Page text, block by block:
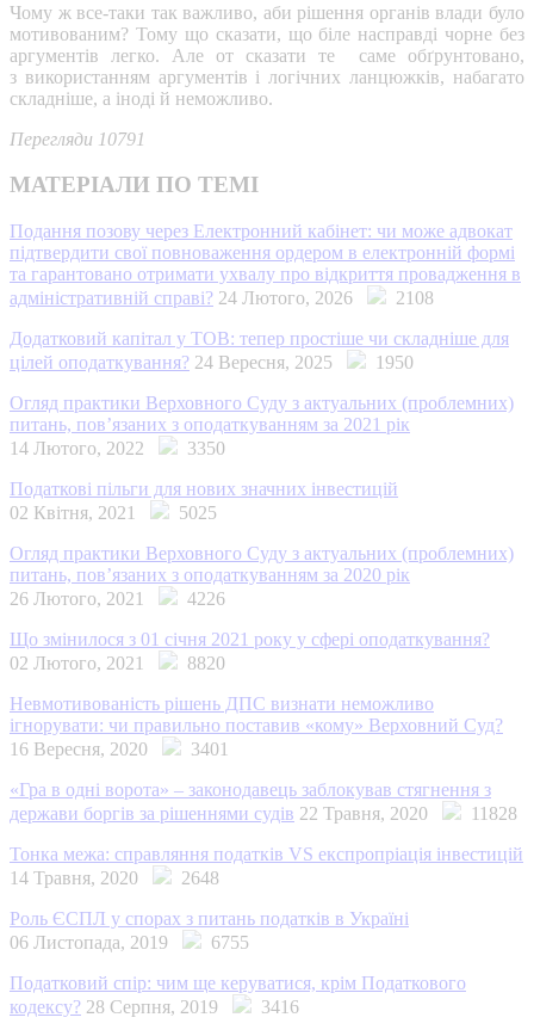
Чому ж все-таки так важливо, аби рішення органів влади було
мотивованим? Тому що сказати, що біле насправді чорне без
аргументів легко. Але от сказати те саме обґрунтовано,
з використанням аргументів і логічних ланцюжків, набагато
складніше, а іноді й неможливо.
Перегляди 10791
МАТЕРІАЛИ ПО ТЕМІ
Подання позову через Електронний кабінет: чи може адвокат
підтвердити свої повноваження ордером в електронній формі
та гарантовано отримати ухвалу про відкриття провадження в
адміністративній справі? 24 Лютого, 2026
2108
Додатковий капітал у ТОВ: тепер простіше чи складніше для
цілей оподаткування? 24 Вересня, 2025
1950
Огляд практики Верховного Суду з актуальних (проблемних)
питань, пов’язаних з оподаткуванням за 2021 рік
14 Лютого, 2022
3350
Податкові пільги для нових значних інвестицій
02 Квітня, 2021
5025
Огляд практики Верховного Суду з актуальних (проблемних)
питань, пов’язаних з оподаткуванням за 2020 рік
26 Лютого, 2021
4226
Що змінилося з 01 січня 2021 року у сфері оподаткування?
02 Лютого, 2021
8820
Невмотивованість рішень ДПС визнати неможливо
ігнорувати: чи правильно поставив «кому» Верховний Суд?
16 Вересня, 2020
3401
«Гра в одні ворота» – законодавець заблокував стягнення з
держави боргів за рішеннями судів 22 Травня, 2020
11828
Тонка межа: справляння податків VS експропріація інвестицій
14 Травня, 2020
2648
Роль ЄСПЛ у спорах з питань податків в Україні
06 Листопада, 2019
6755
Податковий спір: чим ще керуватися, крім Податкового
кодексу? 28 Серпня, 2019
3416